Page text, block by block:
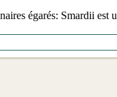
égarés: Smardii